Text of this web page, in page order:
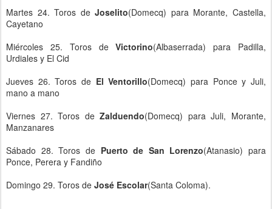
Martes 24. Toros deJoselito(Domecq) para Morante, Castella,
Cayetano
Miércoles 25. Toros deVictorino(Albaserrada) para Padilla,
Urdiales y El Cid
Jueves 26. Toros de El Ventorillo(Domecq) para Ponce y Juli,
mano a mano
Viernes 27. Toros deZalduendo(Domecq) para Juli, Morante,
Manzanares
Sábado 28. Toros de Puerto de San Lorenzo(Atanasio) para
Ponce, Perera y Fandiño
Domingo 29. Toros de José Escolar(Santa Coloma).